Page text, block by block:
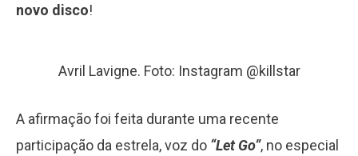
novo disco!
Avril Lavigne. Foto: Instagram @killstar
A afirmação foi feita durante uma recente
participação da estrela, voz do “Let Go”, no especial